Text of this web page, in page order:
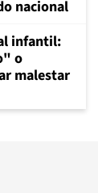
nacional
infantil:
o
malestar